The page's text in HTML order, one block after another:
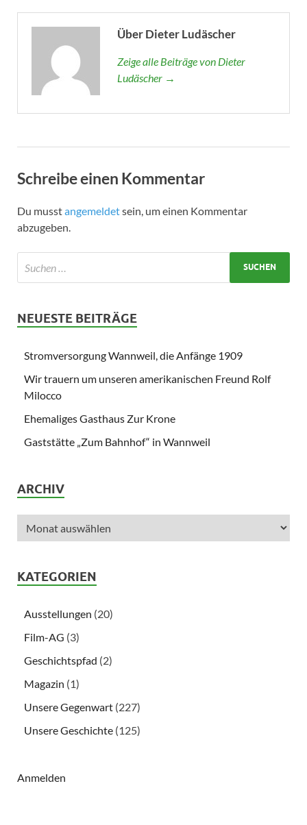
Über Dieter Ludäscher
Zeige alle Beiträge von Dieter
Ludäscher →
Schreibe einen Kommentar
Du musstangemeldetsein, um einen Kommentar
abzugeben.
NEUESTE BEITRÄGE
Stromversorgung Wannweil, die Anfänge 1909
Wir trauern um unseren amerikanischen Freund Rolf
Milocco
Ehemaliges Gasthaus Zur Krone
Gaststätte „Zum Bahnhof“ in Wannweil
ARCHIV
KATEGORIEN
Ausstellungen (20)
Film-AG (3)
Geschichtspfad (2)
Magazin (1)
Unsere Gegenwart (227)
Unsere Geschichte (125)
Anmelden